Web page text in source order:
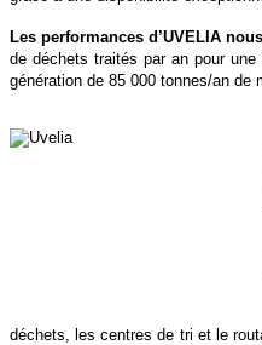
Les performances d’UVELIA
de déchets traités par an pour
génération de 85 000 tonnes/an de
déchets, les centres de tri et le